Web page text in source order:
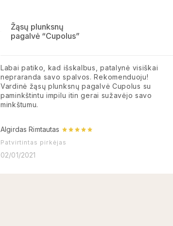
Žąsų plunksnų
pagalvė “Cupolus”
Labai patiko, kad išskalbus, patalynė visiškai
nepraranda savo spalvos. Rekomenduoju!
Vardinė žąsų plunksnų pagalvė Cupolus su
paminkštintu impilu itin gerai sužavėjo savo
minkštumu.
Algirdas Rimtautas
Patvirtintas pirkėjas
02/01/2021